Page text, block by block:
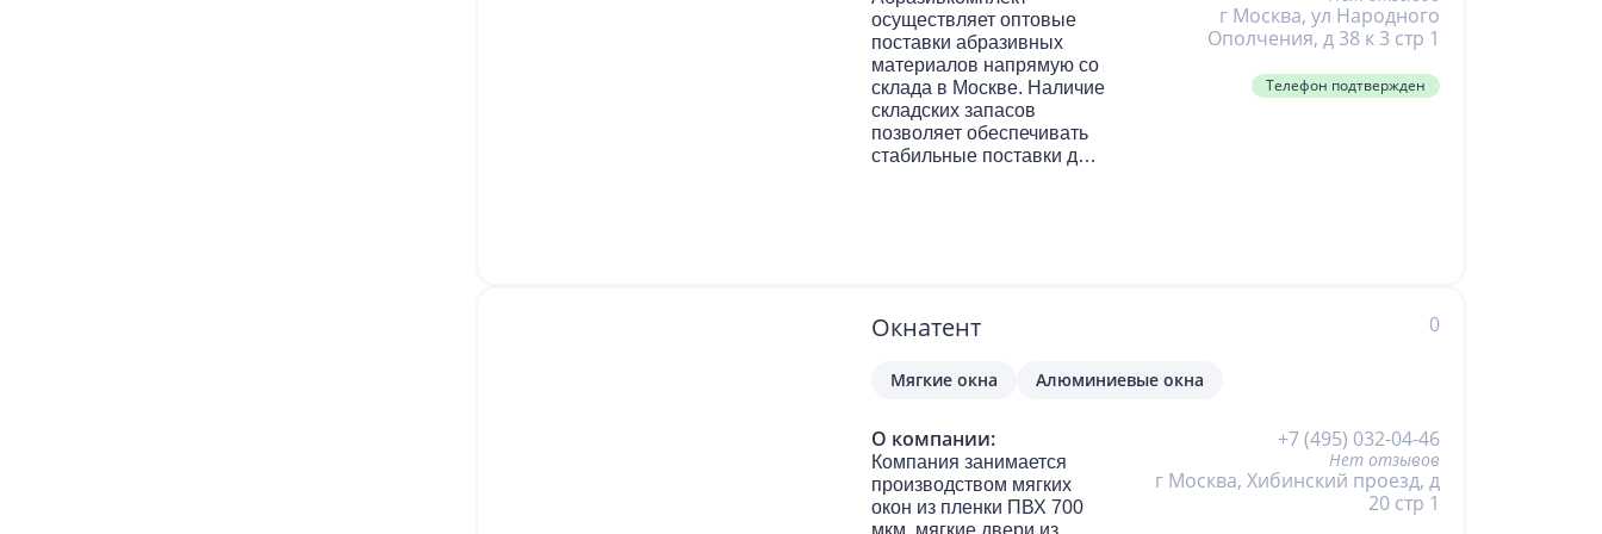
без ограничений по
пробегу. Работаем с
клиентами из Москвы и
регионов России.
осуществляет оптовые
поставки абразивных
материалов напрямую со
склада в Москве. Наличие
складских запасов
позволяет обеспечивать
стабильные поставки для
г Москва, ул Народного
Ополчения, д 38 к 3 стр 1
Телефон подтвержден
Окнатент
Мягкие окна Алюминиевые окна
0
О компании:
Компания занимается
производством мягких
окон из пленки ПВХ 700
мкм, мягкие двери из
+7 (495) 032-04-46
Нет отзывов
г Москва, Хибинский проезд, д
20 стр 1